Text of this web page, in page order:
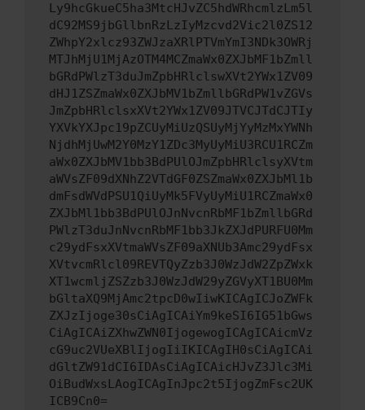
Ly9hcGkueC5ha3MtcHJvZC5hdWRhcmlzLm5l
dC92MS9jbGllbnRzLzIyMzcvd2Vic2l0ZS12
ZWhpY2xlcz93ZWJzaXRlPTVmYmI3NDk3OWRj
MTJhMjU1MjAzOTM4MCZmaWx0ZXJbMF1bZmll
bGRdPWlzT3duJmZpbHRlclswXVt2YWx1ZV09
dHJ1ZSZmaWx0ZXJbMV1bZmllbGRdPW1vZGVs
JmZpbHRlclsxXVt2YWx1ZV09JTVCJTdCJTIy
YXVkYXJpc19pZCUyMiUzQSUyMjYyMzMxYWNh
NjdhMjUwM2Y0MzY1ZDc3MyUyMiU3RCU1RCZm
aWx0ZXJbMV1bb3BdPUlOJmZpbHRlclsyXVtm
aWVsZF09dXNhZ2VTdGF0ZSZmaWx0ZXJbMl1b
dmFsdWVdPSU1QiUyMk5FVyUyMiU1RCZmaWx0
ZXJbMl1bb3BdPUlOJnNvcnRbMF1bZmllbGRd
PWlzT3duJnNvcnRbMF1bb3JkZXJdPURFU0Mm
c29ydFsxXVtmaWVsZF09aXNUb3Amc29ydFsx
XVtvcmRlcl09REVTQyZzb3J0WzJdW2ZpZWxk
XT1wcmljZSZzb3J0WzJdW29yZGVyXT1BU0Mm
bGltaXQ9MjAmc2tpcD0wIiwKICAgICJoZWFk
ZXJzIjoge30sCiAgICAiYm9keSI6IG51bGws
CiAgICAiZXhwZWN0IjogewogICAgICAicmVz
cG9uc2VUeXBlIjogIiIKICAgIH0sCiAgICAi
dGltZW91dCI6IDAsCiAgICAicHJvZ3Jlc3Mi
OiBudWxsLAogICAgInJpc2t5IjogZmFsc2UK
ICB9Cn0=